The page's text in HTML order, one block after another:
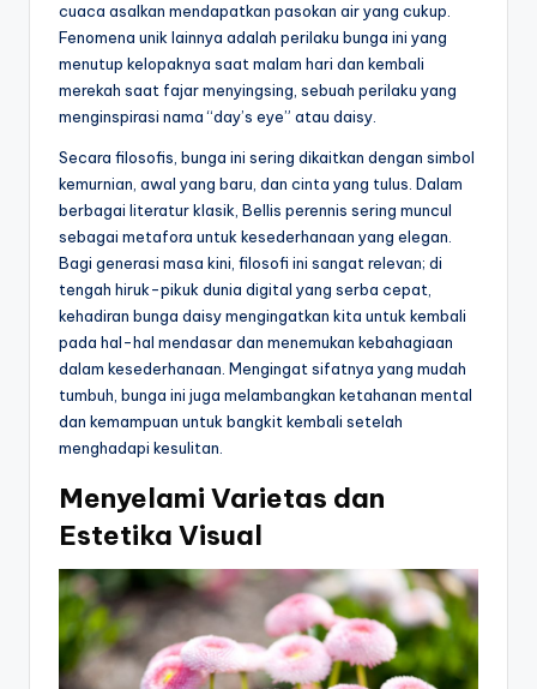
cuaca asalkan mendapatkan pasokan air yang cukup.
Fenomena unik lainnya adalah perilaku bunga ini yang
menutup kelopaknya saat malam hari dan kembali
merekah saat fajar menyingsing, sebuah perilaku yang
menginspirasi nama “day’s eye” atau daisy.
Secara filosofis, bunga ini sering dikaitkan dengan simbol
kemurnian, awal yang baru, dan cinta yang tulus. Dalam
berbagai literatur klasik, Bellis perennis sering muncul
sebagai metafora untuk kesederhanaan yang elegan.
Bagi generasi masa kini, filosofi ini sangat relevan; di
tengah hiruk-pikuk dunia digital yang serba cepat,
kehadiran bunga daisy mengingatkan kita untuk kembali
pada hal-hal mendasar dan menemukan kebahagiaan
dalam kesederhanaan. Mengingat sifatnya yang mudah
tumbuh, bunga ini juga melambangkan ketahanan mental
dan kemampuan untuk bangkit kembali setelah
menghadapi kesulitan.
Menyelami Varietas dan
Estetika Visual